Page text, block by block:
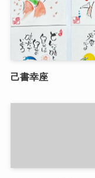
己書幸座